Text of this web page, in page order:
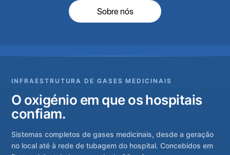
Sobre nós
INFRAESTRUTURA DE GASES MEDICINAIS
O oxigénio em que os hospitais
confiam.
Sistemas completos de gases medicinais, desde a geração
no local até à rede de tubagem do hospital. Concebidos em